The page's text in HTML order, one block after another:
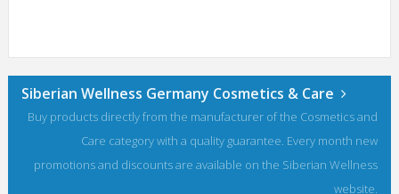
Siberian Wellness Germany Cosmetics & Care
Buy products directly from the manufacturer of the Cosmetics and
Care category with a quality guarantee. Every month new
promotions and discounts are available on the Siberian Wellness
website.